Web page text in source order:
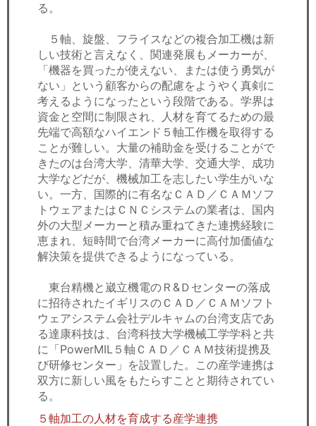
る。
５軸、旋盤、フライスなどの複合加工機は新
しい技術と言えなく、関連発展もメーカーが、
「機器を買ったが使えない、または使う勇気が
ない」という顧客からの配慮をようやく真剣に
考えるようになったという段階である。学界は
資金と空間に制限され、人材を育てるための最
先端で高額なハイエンド５軸工作機を取得する
ことが難しい。大量の補助金を受けることがで
きたのは台湾大学、清華大学、交通大学、成功
大学などだが、機械加工を志したい学生がいな
い。一方、国際的に有名なＣＡＤ／ＣＡＭソフ
トウェアまたはＣＮＣシステムの業者は、国内
外の大型メーカーと積み重ねてきた連携経験に
恵まれ、短時間で台湾メーカーに高付加価値な
解決策を提供できるようになっている。
東台精機と崴立機電のＲ&Ｄセンターの落成
に招待されたイギリスのＣＡＤ／ＣＡＭソフト
ウェアシステム会社デルキャムの台湾支店であ
る達康科技は、台湾科技大学機械工学学科と共
に「PowerMIL５軸ＣＡＤ／ＣＡＭ技術提携及
び研修センター」を設置した。この産学連携は
双方に新しい風をもたらすことと期待されてい
る。
５軸加工の人材を育成する産学連携